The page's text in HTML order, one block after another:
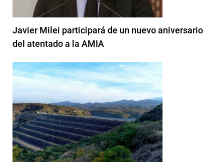
Javier Milei participará de un nuevo aniversario
del atentado a la AMIA